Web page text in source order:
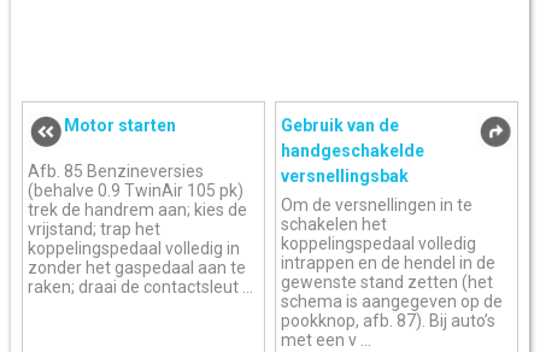
Motor starten
Afb. 85 Benzineversies
(behalve 0.9 TwinAir 105 pk)
trek de handrem aan; kies de
vrijstand; trap het
koppelingspedaal volledig in
zonder het gaspedaal aan te
raken; draai de contactsleut ...
Gebruik van de
handgeschakelde
versnellingsbak
Om de versnellingen in te
schakelen het
koppelingspedaal volledig
intrappen en de hendel in de
gewenste stand zetten (het
schema is aangegeven op de
pookknop, afb. 87). Bij auto’s
met een v ...